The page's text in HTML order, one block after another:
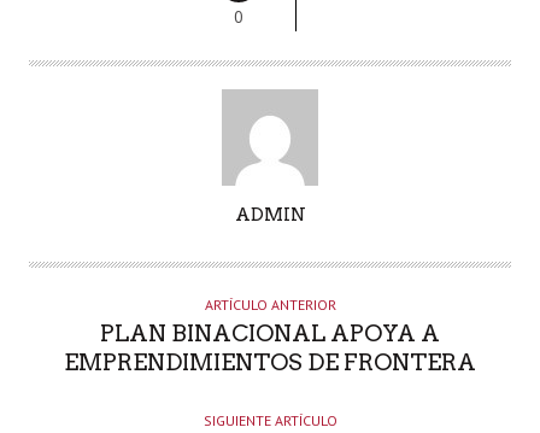
0
T
ADMIN
ARTÍCULO ANTERIOR
PLAN BINACIONAL APOYA A
EMPRENDIMIENTOS DE FRONTERA
SIGUIENTE ARTÍCULO